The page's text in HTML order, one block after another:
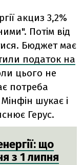
акциз 3,2%
Потім від
Бюджет має
податок на
цього не
потреба
шукає і
Герус.
що
з 1 липня